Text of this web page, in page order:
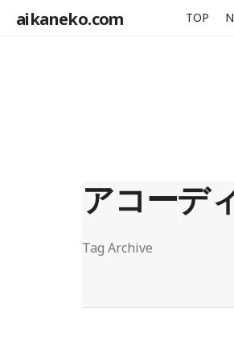
aikaneko.com TOP
アコーデ
Tag Archive